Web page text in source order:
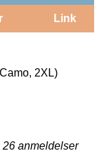
Link
2XL)
26 anmeldelser